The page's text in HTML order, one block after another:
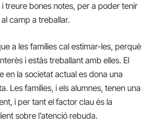
i treure bones notes, per a poder tenir
camp a treballar.
a les famílies cal estimar-les, perquè
i estàs treballant amb elles. El
en la societat actual es dona una
Les famílies, i els alumnes, tenen una
i per tant el factor clau és la
sobre l’atenció rebuda.